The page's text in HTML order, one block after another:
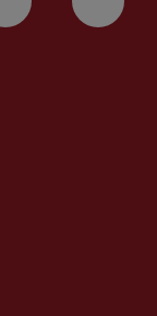
TU
Kanal der TU
Facebook-